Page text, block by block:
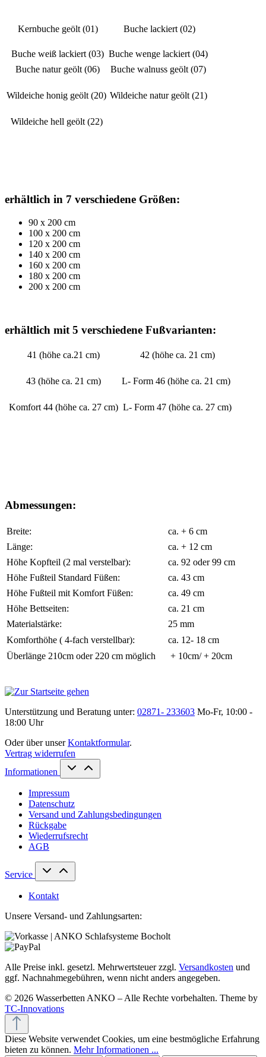
Kernbuche geölt (01) Buche lackiert (02)
Buche weiß lackiert (03) Buche wenge lackiert (04)
Buche natur geölt (06)
Buche walnuss geölt (07)
Wildeiche honig geölt (20) Wildeiche natur geölt (21)
Wildeiche hell geölt (22)
erhältlich in 7 verschiedene Größen:
90 x 200 cm
100 x 200 cm
120 x 200 cm
140 x 200 cm
160 x 200 cm
180 x 200 cm
200 x 200 cm
erhältlich mit 5 verschiedene Fußvarianten:
41 (höhe ca.21 cm) 42 (höhe ca. 21 cm)
43 (höhe ca. 21 cm) L- Form 46 (höhe ca. 21 cm)
Komfort 44 (höhe ca. 27 cm) L- Form 47 (höhe ca. 27 cm)
Abmessungen:
Breite:
ca. + 6 cm
Länge:
ca. + 12 cm
Höhe Kopfteil (2 mal verstelbar):
ca. 92 oder 99 cm
Höhe Fußteil Standard Füßen:
ca. 43 cm
Höhe Fußteil mit Komfort Füßen:
ca. 49 cm
Höhe Bettseiten:
ca. 21 cm
Materialstärke:
25 mm
Komforthöhe ( 4-fach verstellbar):
ca. 12- 18 cm
Überlänge 210cm oder 220 cm möglich
+ 10cm/ + 20cm
Unterstützung und Beratung unter: 02871- 233603 Mo-Fr, 10:00 -
18:00 Uhr
Oder über unserKontaktformular.
Vertrag widerrufen
Informationen
Impressum
Datenschutz
Versand und Zahlungsbedingungen
Rückgabe
Wiederrufsrecht
AGB
Service
Kontakt
Unsere Versand- und Zahlungsarten:
Alle Preise inkl. gesetzl. Mehrwertsteuer zzgl. Versandkosten und
ggf. Nachnahmegebühren, wenn nicht anders angegeben.
© 2026 Wasserbetten ANKO – Alle Rechte vorbehalten. Theme by
TC-Innovations
Diese Website verwendet Cookies, um eine bestmögliche Erfahrung
bieten zu können. Mehr Informationen ...